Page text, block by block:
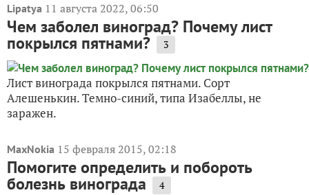
Lipatya 11 августа 2022, 06:50
Чем заболел виноград? Почему лист
покрылся пятнами? 3
Лист винограда покрылся пятнами. Сорт
Алешенькин. Темно-синий, типа Изабеллы, не
заражен.
MaxNokia 15 февраля 2015, 02:18
Помогите определить и побороть
болезнь винограда 4